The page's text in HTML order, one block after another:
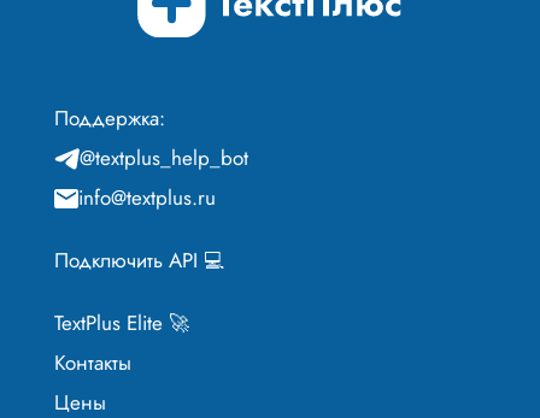
Поддержка:
@textplus_help_bot
info@textplus.ru
Подключить API 💻
TextPlus Elite 🚀
Контакты
Цены